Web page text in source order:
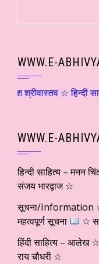
WWW.E-
☆ हिन्दी
WWW.E-
हिन्दी साहित्य – मनन
संजय भारद्वाज ☆
सूचना/Information ☆
महत्वपूर्ण सूचना
☆
हिंदी साहित्य – आलेख
राय चौधरी ☆